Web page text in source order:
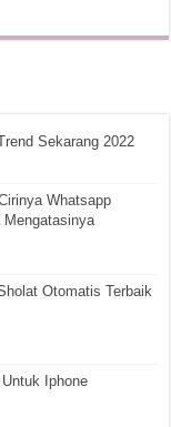
Sekarang 2022
Whatsapp
Mengatasinya
Otomatis Terbaik
Iphone